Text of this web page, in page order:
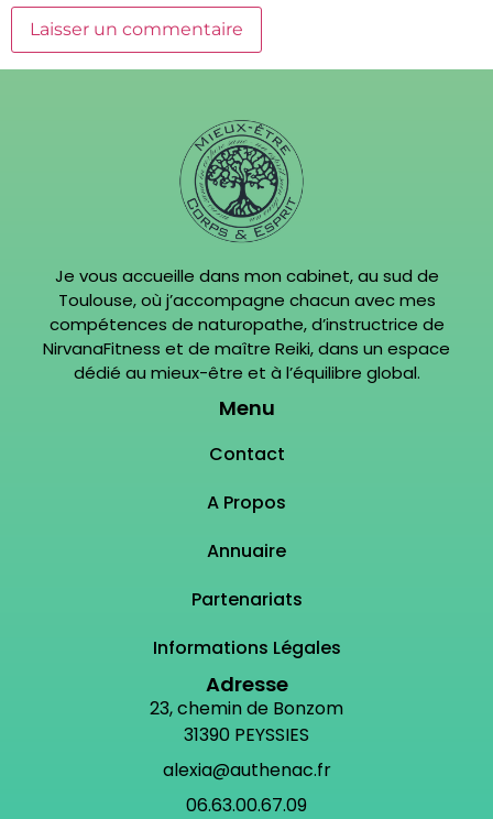
Je vous accueille dans mon cabinet, au sud de
Toulouse, où j’accompagne chacun avec mes
compétences de naturopathe, d’instructrice de
NirvanaFitness et de maître Reiki, dans un espace
dédié au mieux-être et à l’équilibre global.
Menu
Contact
A Propos
Annuaire
Partenariats
Informations Légales
Adresse
23, chemin de Bonzom
31390 PEYSSIES
alexia@authenac.fr
06.63.00.67.09